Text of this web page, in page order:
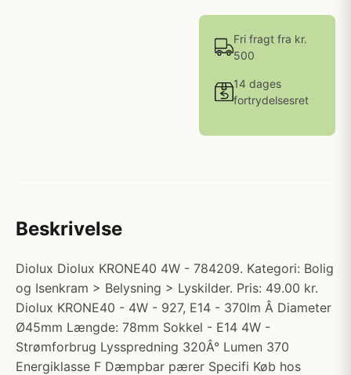
Fri fragt fra kr.
500
14 dages
fortrydelsesret
Beskrivelse
Diolux Diolux KRONE40 4W - 784209. Kategori: Bolig
og Isenkram > Belysning > Lyskilder. Pris: 49.00 kr.
Diolux KRONE40 - 4W - 927, E14 - 370lm Â Diameter
Ø45mm Længde: 78mm Sokkel - E14 4W -
Strømforbrug Lysspredning 320Â° Lumen 370
Energiklasse F Dæmpbar pærer Specifi Køb hos